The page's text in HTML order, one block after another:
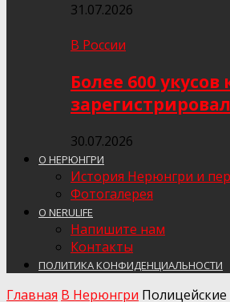
31.07.2026
В России
Более 600
30.07.2026
О НЕРЮНГРИ
История Нерюнгри и
Фотогалерея
О NERULIFE
Напишите нам
Контакты
ПОЛИТИКА КОНФИДЕНЦИАЛЬНОСТИ
Главная В Нерюнгри Полицейские